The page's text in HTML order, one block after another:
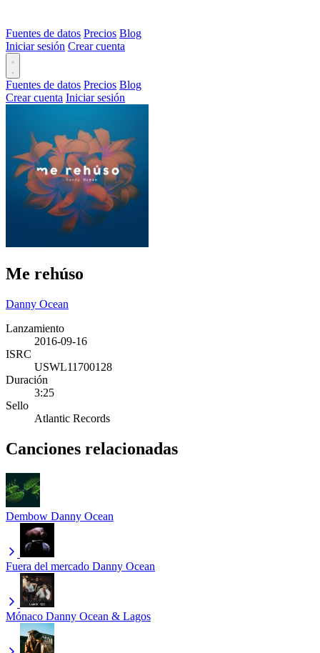
Fuentes de datos Precios Blog
Iniciar sesión Crear cuenta
Fuentes de datos Precios Blog
Crear cuenta Iniciar sesión
Me rehúso
Danny Ocean
Lanzamiento
2016-09-16
ISRC
USWL11700128
Duración
3:25
Sello
Atlantic Records
Canciones relacionadas
Dembow Danny Ocean
Fuera del mercado Danny Ocean
Mónaco Danny Ocean & Lagos